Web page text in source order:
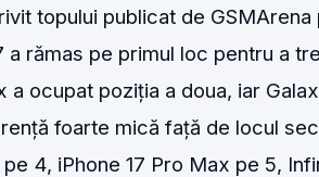
topului publicat de
a rămas pe primul loc pentru a
a ocupat poziția a doua, iar
foarte mică față de locul
pe 4, iPhone 17 Pro Max pe 5,